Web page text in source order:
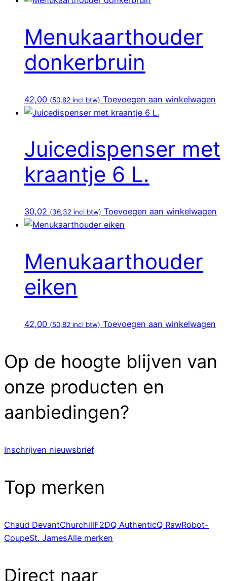
Menukaarthouder
donkerbruin
42,00 (50,82 incl btw) Toevoegen aan winkelwagen
Juicedispenser met
kraantje 6 L.
30,02 (36,32 incl btw) Toevoegen aan winkelwagen
Menukaarthouder
eiken
42,00 (50,82 incl btw) Toevoegen aan winkelwagen
Op de hoogte blijven van
onze producten en
aanbiedingen?
Inschrijven nieuwsbrief
Top merken
Chaud DevantChurchillF2DQ AuthenticQ RawRobot-
CoupeSt. JamesAlle merken
Direct naar